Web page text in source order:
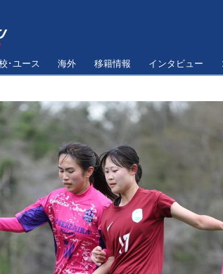
･ユース 海外 移籍情報 インタビュー